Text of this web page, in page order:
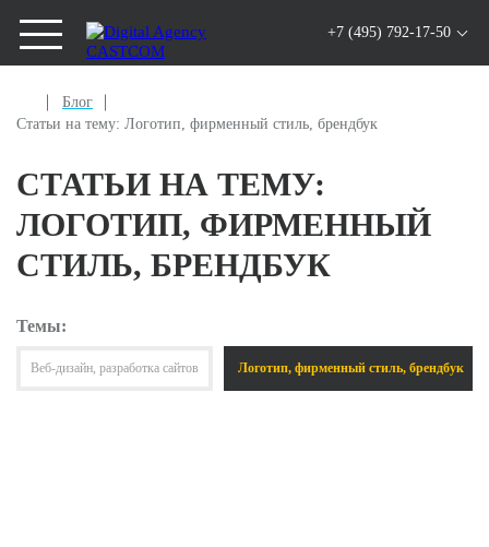
+7 (495) 792-17-50
Блог
Статьи на тему: Логотип, фирменный стиль, брендбук
СТАТЬИ НА ТЕМУ:
ЛОГОТИП, ФИРМЕННЫЙ
СТИЛЬ, БРЕНДБУК
Темы:
Веб-дизайн, разработка сайтов Логотип, фирменный стиль, брендбук